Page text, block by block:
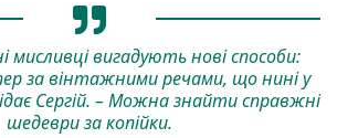
мисливці вигадують нові способи:
за вінтажними речами, що нині у
Сергій. – Можна знайти справжні
шедеври за копійки.